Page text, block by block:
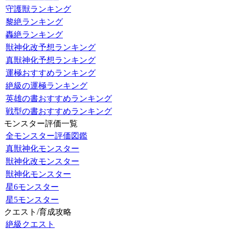
守護獣ランキング
黎絶ランキング
轟絶ランキング
獣神化改予想ランキング
真獣神化予想ランキング
運極おすすめランキング
絶級の運極ランキング
英雄の書おすすめランキング
戦型の書おすすめランキング
モンスター評価一覧
全モンスター評価図鑑
真獣神化モンスター
獣神化改モンスター
獣神化モンスター
星6モンスター
星5モンスター
クエスト/育成攻略
絶級クエスト